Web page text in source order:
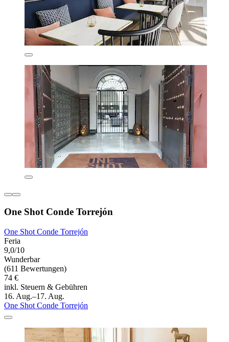
One Shot Conde Torrejón
One Shot Conde Torrejón
Feria
9,0/10
Wunderbar
(611 Bewertungen)
74 €
inkl. Steuern & Gebühren
16. Aug.–17. Aug.
One Shot Conde Torrejón